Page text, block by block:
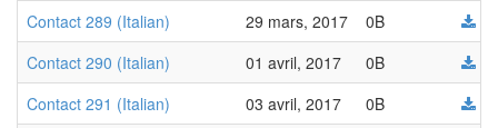
Contact 289 (Italian)
29 mars, 2017
0B
Contact 290 (Italian)
01 avril, 2017
0B
Contact 291 (Italian)
03 avril, 2017
0B